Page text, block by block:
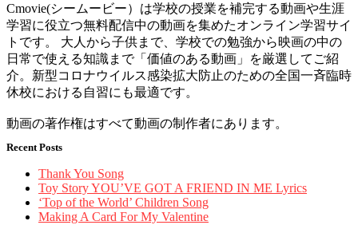
Cmovie(シームービー）は学校の授業を補完する動画や生涯
学習に役立つ無料配信中の動画を集めたオンライン学習サイ
トです。 大人から子供まで、学校での勉強から映画の中の
日常で使える知識まで「価値のある動画」を厳選してご紹
介。新型コロナウイルス感染拡大防止のための全国一斉臨時
休校における自習にも最適です。
動画の著作権はすべて動画の制作者にあります。
Recent Posts
Thank You Song
Toy Story YOU’VE GOT A FRIEND IN ME Lyrics
‘Top of the World’ Children Song
Making A Card For My Valentine